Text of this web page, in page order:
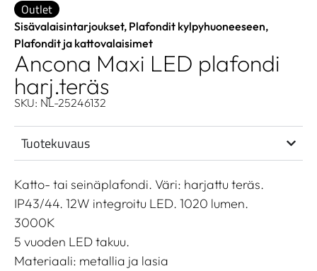
Outlet
Sisävalaisintarjoukset, Plafondit kylpyhuoneeseen,
Plafondit ja kattovalaisimet
Ancona Maxi LED plafondi
harj.teräs
SKU: NL-25246132
Tuotekuvaus
Katto- tai seinäplafondi. Väri: harjattu teräs.
IP43/44. 12W integroitu LED. 1020 lumen.
3000K
5 vuoden LED takuu.
Materiaali: metallia ja lasia